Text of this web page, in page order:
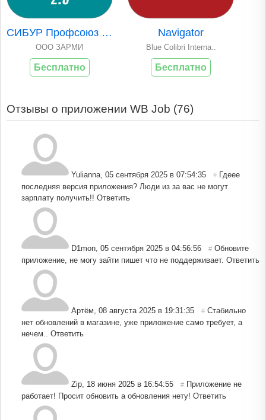
СИБУР Профсоюз 2.0
ООО ЗАРМИ
Бесплатно
Navigator
Blue Colibri Interna..
Бесплатно
Отзывы о приложении WB Job (76)
Yulianna, 05 сентября 2025 в 07:54:35 # Гдеее
последняя версия приложения? Люди из за вас не могут
зарплату получить!! Ответить
D1mon, 05 сентября 2025 в 04:56:56 # Обновите
приложение, не могу зайти пишет что не поддерживает. Ответить
Артём, 08 августа 2025 в 19:31:35 # Стабильно
нет обновлений в магазине, уже приложение само требует, а
нечем.. Ответить
Zip, 18 июня 2025 в 16:54:55 # Приложение не
работает! Просит обновить а обновления нету! Ответить